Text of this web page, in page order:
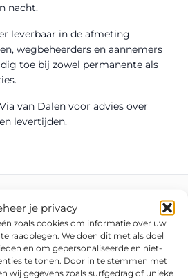
je privacy
zoals cookies om informatie over uw
raadplegen. We doen dit met als doel
en om gepersonaliseerde en niet-
te tonen. Door in te stemmen met
wij gegevens zoals surfgedrag of unieke
nacht.
leverbaar in de afmeting
wegbeheerders en aannemers
toe bij zowel permanente als
van Dalen voor advies over
levertijden.